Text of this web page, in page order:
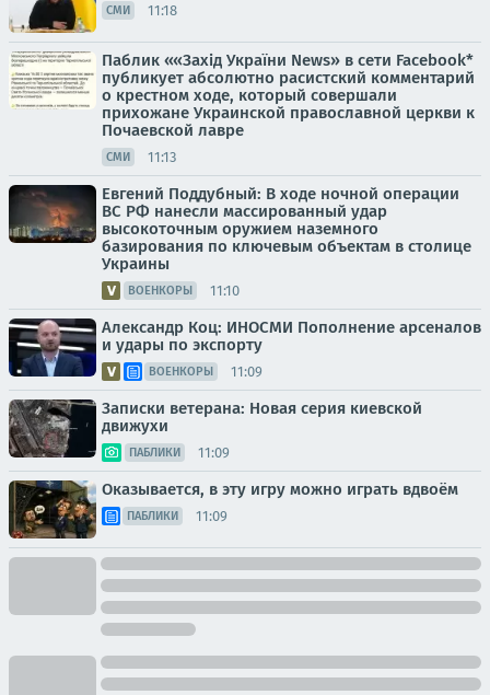
СМИ 11:18
Паблик ««Захід України News» в сети Facebook*
публикует абсолютно расистский комментарий
о крестном ходе, который совершали
прихожане Украинской православной церкви к
Почаевской лавре
СМИ 11:13
Евгений Поддубный: В ходе ночной операции
ВС РФ нанесли массированный удар
высокоточным оружием наземного
базирования по ключевым объектам в столице
Украины
ВОЕНКОРЫ 11:10
Александр Коц: ИНОСМИ Пополнение арсеналов
и удары по экспорту
ВОЕНКОРЫ 11:09
Записки ветерана: Новая серия киевской
движухи
ПАБЛИКИ 11:09
Оказывается, в эту игру можно играть вдвоём
ПАБЛИКИ 11:09